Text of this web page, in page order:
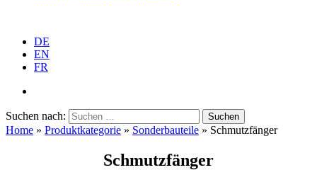
DE
EN
FR
Suchen nach:
Home » Produkt­ka­te­gorie » Sonder­bau­teile » Schmutz­fänger
Schmutz­fänger